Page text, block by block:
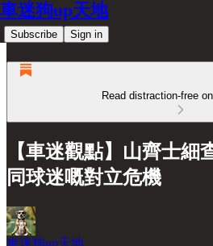
車迷狗up天地
Subscribe Sign in
Read distraction-free
【車迷觀點】山齊士細
同球迷嘅對立危機
車迷狗up天地